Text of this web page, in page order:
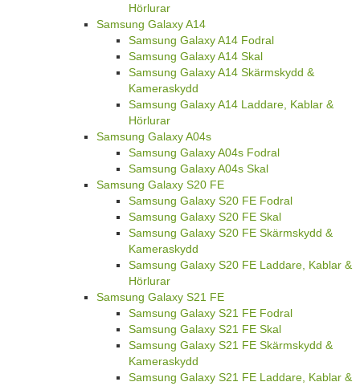
Hörlurar
Samsung Galaxy A14
Samsung Galaxy A14 Fodral
Samsung Galaxy A14 Skal
Samsung Galaxy A14 Skärmskydd &
Kameraskydd
Samsung Galaxy A14 Laddare, Kablar &
Hörlurar
Samsung Galaxy A04s
Samsung Galaxy A04s Fodral
Samsung Galaxy A04s Skal
Samsung Galaxy S20 FE
Samsung Galaxy S20 FE Fodral
Samsung Galaxy S20 FE Skal
Samsung Galaxy S20 FE Skärmskydd &
Kameraskydd
Samsung Galaxy S20 FE Laddare, Kablar &
Hörlurar
Samsung Galaxy S21 FE
Samsung Galaxy S21 FE Fodral
Samsung Galaxy S21 FE Skal
Samsung Galaxy S21 FE Skärmskydd &
Kameraskydd
Samsung Galaxy S21 FE Laddare, Kablar &